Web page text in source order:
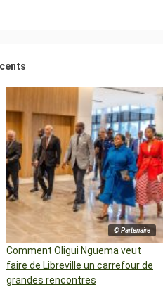
© Partenaire
Comment Oligui Nguema veut
faire de Libreville un carrefour de
grandes rencontres